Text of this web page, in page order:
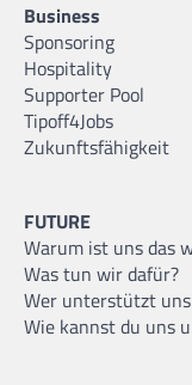
Business
Sponsoring
Hospitality
Supporter Pool
Tipoff4Jobs
Zukunftsfähigkeit
FUTURE
Warum ist uns das
Was tun wir dafür?
Wer unterstützt uns
Wie kannst du uns